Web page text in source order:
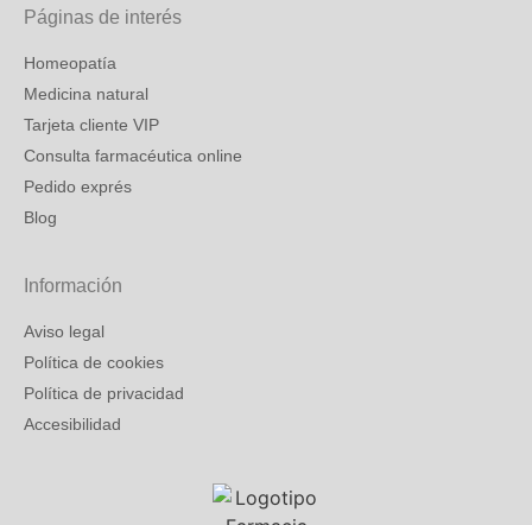
Páginas de interés
Homeopatía
Medicina natural
Tarjeta cliente VIP
Consulta farmacéutica online
Pedido exprés
Blog
Información
Aviso legal
Política de cookies
Política de privacidad
Accesibilidad